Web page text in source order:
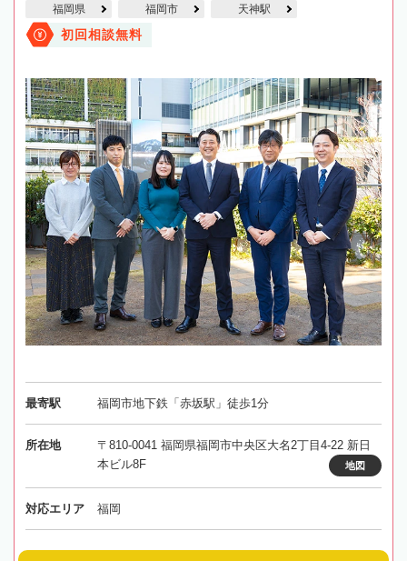
福岡県 福岡市 天神駅
初回相談無料
最寄駅 福岡市地下鉄「赤坂駅」徒歩1分
所在地
〒810-0041 福岡県福岡市中央区大名2丁目4-22 新日
本ビル8F
地図
対応エリア 福岡